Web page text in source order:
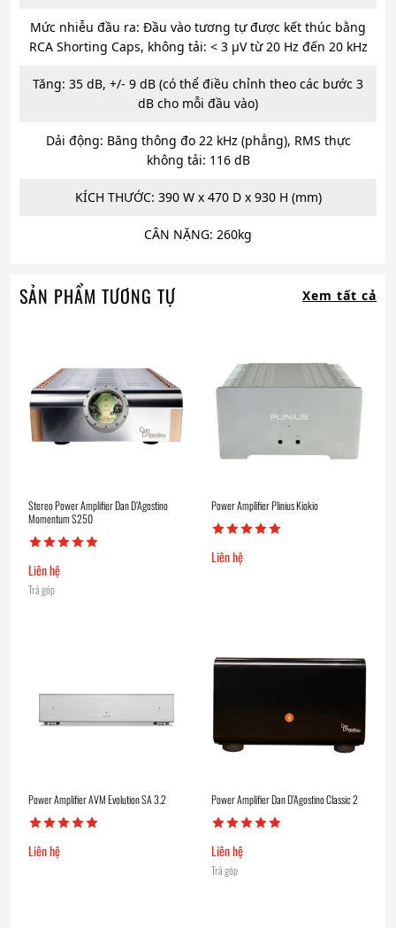
Mức nhiễu đầu ra: Đầu vào tương tự được kết thúc bằng
RCA Shorting Caps, không tải: < 3 μV từ 20 Hz đến 20 kHz
Tăng: 35 dB, +/- 9 dB (có thể điều chỉnh theo các bước 3
dB cho mỗi đầu vào)
Dải động: Băng thông đo 22 kHz (phẳng), RMS thực
không tải: 116 dB
KÍCH THƯỚC: 390 W x 470 D x 930 H (mm)
CÂN NẶNG: 260kg
SẢN PHẨM TƯƠNG TỰ Xem tất cả
Stereo Power Amplifier Dan D’Agostino
Momentum S250
Liên hệ
Trả góp
Power Amplifier Plinius Kiokio
Liên hệ
Power Amplifier AVM Evolution SA 3.2
Liên hệ
Power Amplifier Dan D’Agostino Classic 2
Liên hệ
Trả góp